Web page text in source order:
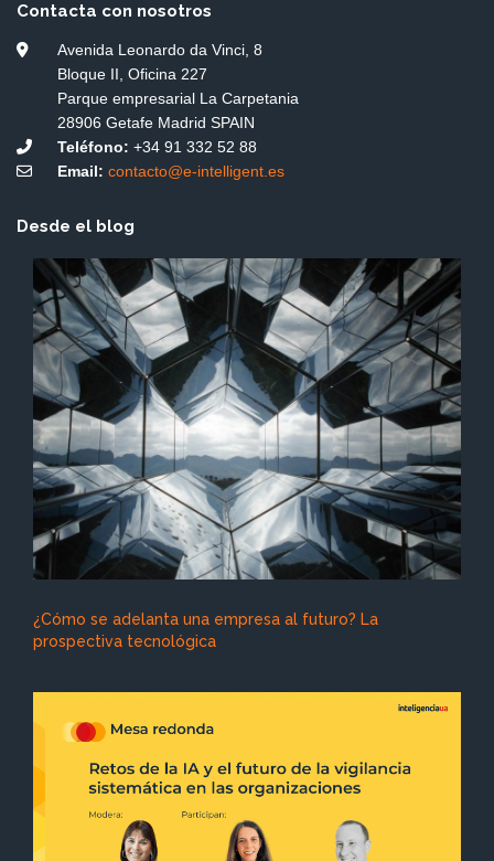
Contacta con nosotros
Avenida Leonardo da Vinci, 8
Bloque II, Oficina 227
Parque empresarial La Carpetania
28906 Getafe Madrid SPAIN
Teléfono: +34 91 332 52 88
Email: contacto@e-intelligent.es
Desde el blog
¿Cómo se adelanta una empresa al futuro? La
prospectiva tecnológica